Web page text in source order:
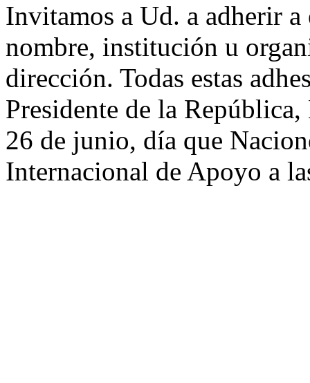
Invitamos a Ud. a adherir
nombre, institución u
dirección. Todas estas
Presidente de la
26 de junio, día que
Internacional de Apoyo a